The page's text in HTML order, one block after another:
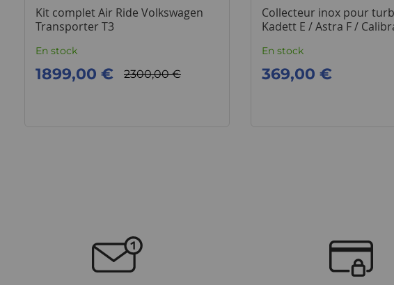
Kit complet Air Ride Volkswagen
Transporter T3
En stock
2300,00 €
1899,00 €
Collecteur inox pour
Kadett E / Astra F /
En stock
369,00 €